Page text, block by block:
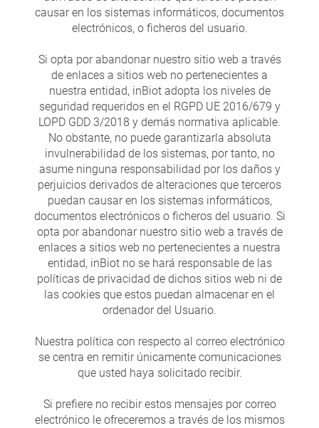
causar en los sistemas informáticos, documentos
electrónicos, o ficheros del usuario.
Si opta por abandonar nuestro sitio web a través
de enlaces a sitios web no pertenecientes a
nuestra entidad, inBiot adopta los niveles de
seguridad requeridos en el RGPD UE 2016/679 y
LOPD GDD 3/2018 y demás normativa aplicable.
No obstante, no puede garantizarla absoluta
invulnerabilidad de los sistemas, por tanto, no
asume ninguna responsabilidad por los daños y
perjuicios derivados de alteraciones que terceros
puedan causar en los sistemas informáticos,
documentos electrónicos o ficheros del usuario. Si
opta por abandonar nuestro sitio web a través de
enlaces a sitios web no pertenecientes a nuestra
entidad, inBiot no se hará responsable de las
políticas de privacidad de dichos sitios web ni de
las cookies que estos puedan almacenar en el
ordenador del Usuario.
Nuestra política con respecto al correo electrónico
se centra en remitir únicamente comunicaciones
que usted haya solicitado recibir.
Si prefiere no recibir estos mensajes por correo
electrónico le ofreceremos a través de los mismos